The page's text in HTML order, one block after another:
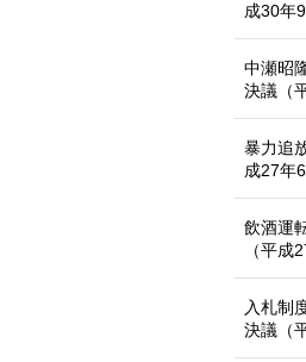
成30年9
中瀬昭
決議（
暴力追
成27年6
飲酒運
（平成
入札制
決議（